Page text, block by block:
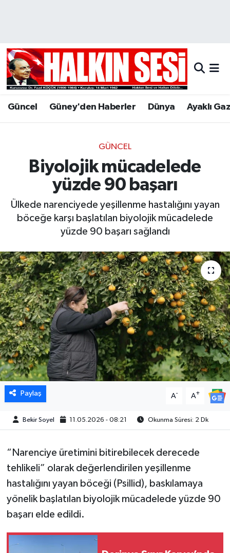
Güncel Güney'den Haberler Dünya Ayaklı
GÜNCEL
Biyolojik mücadelede
yüzde 90 başarı
Ülkede narenciyede yeşillenme hastalığını yayan
böceğe karşı başlatılan biyolojik mücadelede
yüzde 90 başarı sağlandı
Paylaş A- A+
Bekir Soyel 11.05.2026 - 08:21 Okunma Süresi: 2 Dk
“Narenciye üretimini bitirebilecek derecede
tehlikeli” olarak değerlendirilen yeşillenme
hastalığını yayan böceği (Psillid), baskılamaya
yönelik başlatılan biyolojik mücadelede yüzde 90
başarı elde edildi.
Hava Durumu
Trafik Durumu
Son Dakika Haberleri
Haber Arşivi